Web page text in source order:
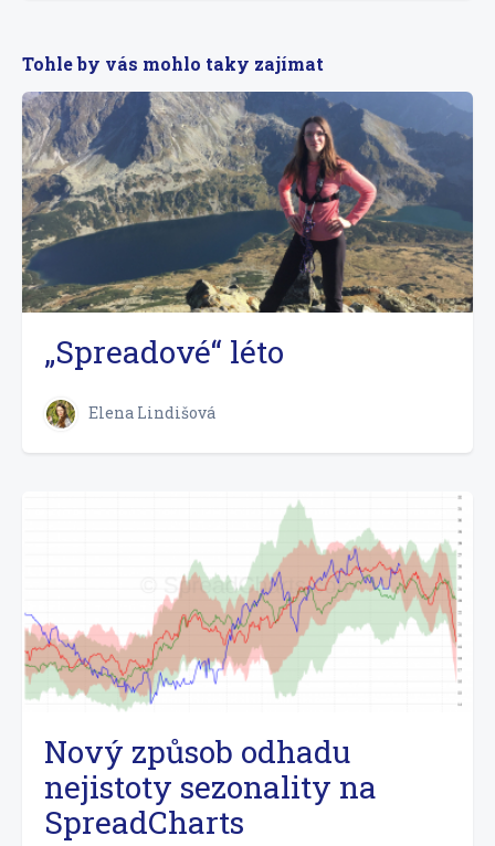
Tohle by vás mohlo taky zajímat
„Spreadové“ léto
Elena Lindišová
Nový způsob odhadu
nejistoty sezonality na
SpreadCharts